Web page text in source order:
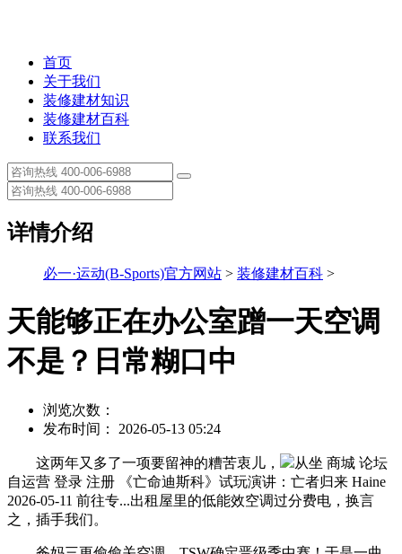
首页
关于我们
装修建材知识
装修建材百科
联系我们
详情介绍
必一·运动(B-Sports)官方网站 > 装修建材百科 >
天能够正在办公室蹭一天空调
不是？日常糊口中
浏览次数：
发布时间： 2026-05-13 05:24
这两年又多了一项要留神的糟苦衷儿，
从坐 商城 论坛
自运营 登录 注册 《亡命迪斯科》试玩演讲：亡者归来 Haine
2026-05-11 前往专...出租屋里的低能效空调过分费电，换言
之，插手我们。